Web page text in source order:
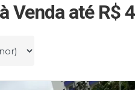
Venda até R$